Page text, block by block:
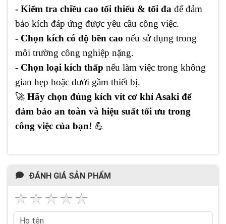
- Kiểm tra chiều cao tối thiểu & tối đa để đảm
bảo kích đáp ứng được yêu cầu công việc.
- Chọn kích có độ bền cao nếu sử dụng trong
môi trường công nghiệp nặng.
- Chọn loại kích thấp nếu làm việc trong không
gian hẹp hoặc dưới gầm thiết bị.
🚀 Hãy chọn đúng kích vít cơ khí Asaki để
đảm bảo an toàn và hiệu suất tối ưu trong
công việc của bạn! 💪
ĐÁNH GIÁ SẢN PHẨM